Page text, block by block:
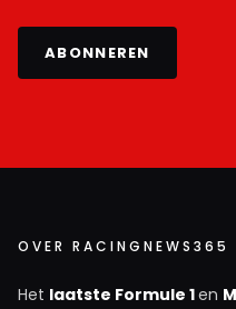
ABONNEREN
OVER RACINGNEWS365
Het laatste Formule 1en